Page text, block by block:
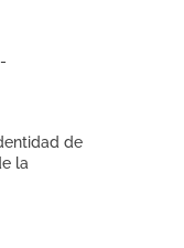
de
la